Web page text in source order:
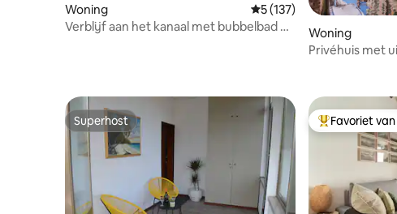
Woning Gemiddelde beoordeling
5 (137)
Verblijf aan het kanaal met bubbelbad en
Woning
Privéhuis met
Superhost
Superhost Topfavoriet
Favoriet